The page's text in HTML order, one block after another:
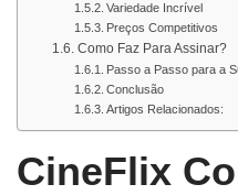
Variedade Incrível
Preços Competitivos
Como Faz Para Assinar?
Passo a Passo para a
Conclusão
Artigos Relacionados:
CineFlix